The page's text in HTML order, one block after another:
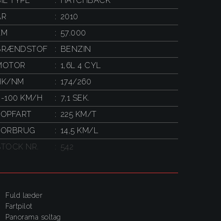
2010
57.000
BENZIN
1,6L 4 CYL
NM
174/260
100 KM/H
7,1 SEK.
225 KM/T
14,5 KM/L
NR.
542
Fuld læder
fartpilot
panorama soltag